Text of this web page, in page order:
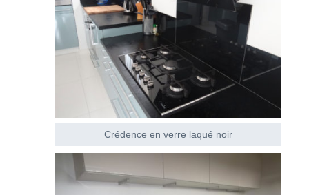
Crédence en verre laqué noir